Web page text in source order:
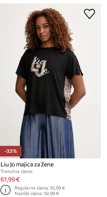
-33%
Liu Jo majica za žene
Trenutna cijena:
61,99 €
Regularna cijena:92,99 €
Najniža cijena:92,99 €